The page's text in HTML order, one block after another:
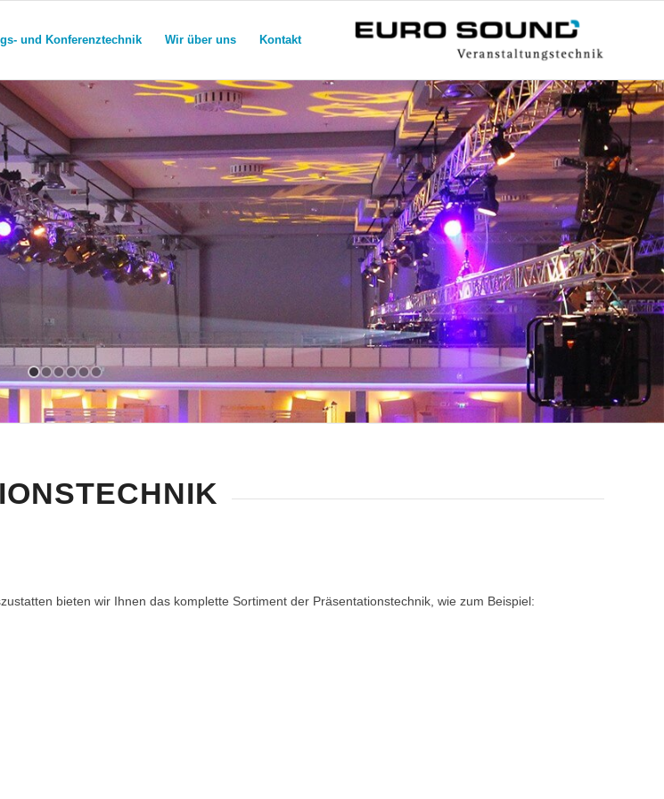
und Konferenztechnik Wir über uns Kontakt
bieten wir Ihnen das komplette Sortiment der Präsentationstechnik, wie zum Beispiel: